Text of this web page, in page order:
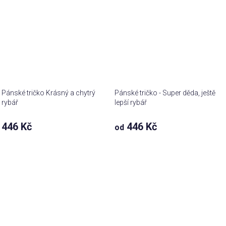
Pánské tričko Krásný a chytrý
rybář
446 Kč
Pánské tričko - Super děda, ještě
lepší rybář
od 446 Kč